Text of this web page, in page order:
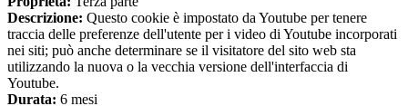
Descrizione: Questo cookie è impostato da Youtube per tenere
traccia delle preferenze dell'utente per i video di Youtube incorporati
nei siti; può anche determinare se il visitatore del sito web sta
utilizzando la nuova o la vecchia versione dell'interfaccia di
Youtube.
Durata: 6 mesi